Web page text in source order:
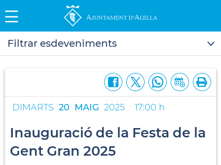
Filtrar esdeveniments
DIMARTS 20 MAIG 2025 17:00 h
Inauguració de la Festa de la
Gent Gran 2025